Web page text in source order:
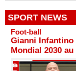
SPORT NEWS
Foot-ball
Gianni Infantino
Mondial 2030